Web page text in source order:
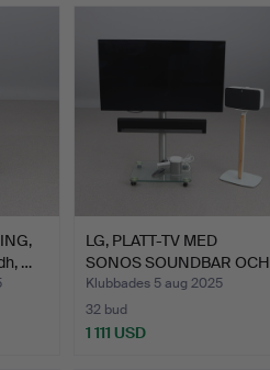
…
LG, PLATT-TV MED
SONOS SOUNDBAR OCH
TVÅ HÖ…
Klubbades 5 aug 2025
32 bud
1 111 USD